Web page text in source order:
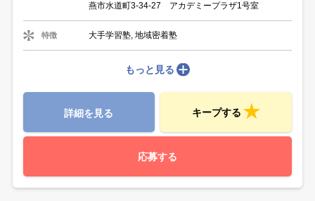
燕市水道町3-34-27 アカデミープラザ1号室
特徴 大手学習塾, 地域密着塾
もっと見る
詳細を見る キープする
応募する